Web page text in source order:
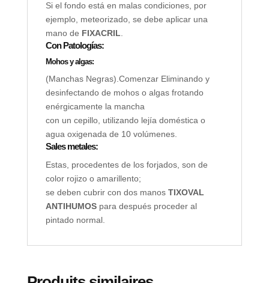
Si el fondo está en malas condiciones, por
ejemplo, meteorizado, se debe aplicar una
mano de FIXACRIL.
Con Patologías:
Mohos y algas:
(Manchas Negras).Comenzar Eliminando y
desinfectando de mohos o algas frotando
enérgicamente la mancha
con un cepillo, utilizando lejía doméstica o
agua oxigenada de 10 volúmenes.
Sales metales:
Estas, procedentes de los forjados, son de
color rojizo o amarillento;
se deben cubrir con dos manos TIXOVAL
ANTIHUMOSpara después proceder al
pintado normal.